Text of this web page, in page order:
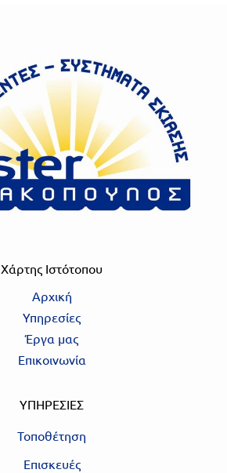
Χάρτης Ιστότοπου
Αρχική
Υπηρεσίες
Έργα μας
Επικοινωνία
ΥΠΗΡΕΣΙΕΣ
Τοποθέτηση
Επισκευές